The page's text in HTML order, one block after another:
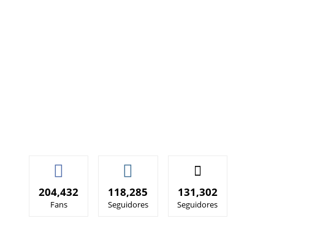
204,432
Fans
118,285
Seguidores
131,302
Seguidores